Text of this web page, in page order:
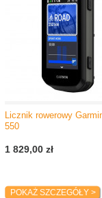
Licznik rowerowy
550
1 829,00 zł
POKAŻ SZCZEGÓŁY >